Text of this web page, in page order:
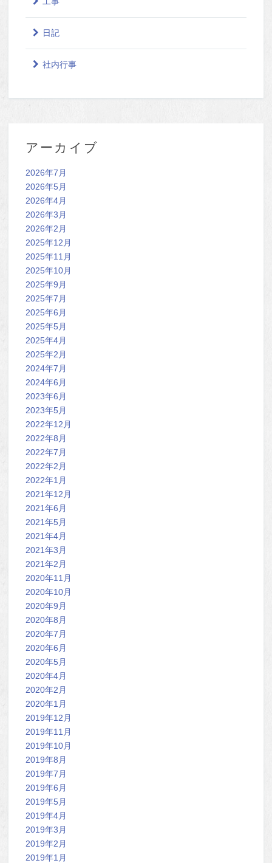
日記
社内行事
アーカイブ
2026年7月
2026年5月
2026年4月
2026年3月
2026年2月
2025年12月
2025年11月
2025年10月
2025年9月
2025年7月
2025年6月
2025年5月
2025年4月
2025年2月
2024年7月
2024年6月
2023年6月
2023年5月
2022年12月
2022年8月
2022年7月
2022年2月
2022年1月
2021年12月
2021年6月
2021年5月
2021年4月
2021年3月
2021年2月
2020年11月
2020年10月
2020年9月
2020年8月
2020年7月
2020年6月
2020年5月
2020年4月
2020年2月
2020年1月
2019年12月
2019年11月
2019年10月
2019年8月
2019年7月
2019年6月
2019年5月
2019年4月
2019年3月
2019年2月
2019年1月